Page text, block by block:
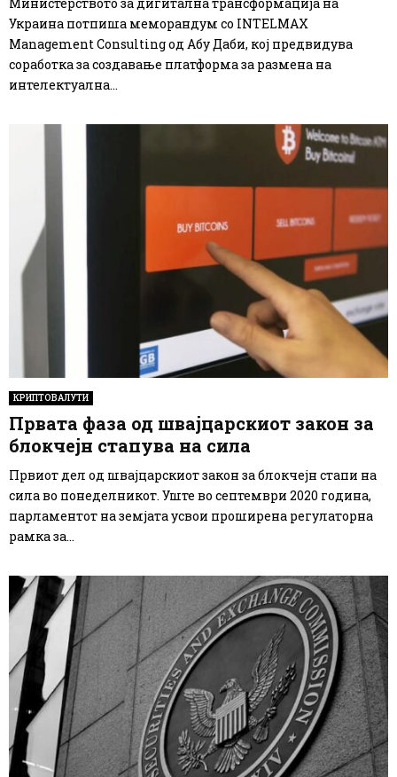
Министерството за дигитална трансформација на
Украина потпиша меморандум со INTELMAX
Management Consulting од Абу Даби, кој предвидува
соработка за создавање платформа за размена на
интелектуална...
КРИПТОВАЛУТИ
Првата фаза од швајцарскиот закон за
блокчејн стапува на сила
Првиот дел од швајцарскиот закон за блокчејн стапи на
сила во понеделникот. Уште во септември 2020 година,
парламентот на земјата усвои проширена регулаторна
рамка за...